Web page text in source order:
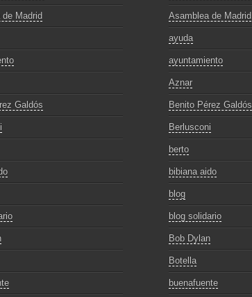
Madrid
Galdós
Asamblea de Madrid
ayuda
ayuntamiento
Aznar
Benito Pérez Galdós
Berlusconi
berto
bibiana aido
blog
blog solidario
Bob Dylan
Botella
buenafuente